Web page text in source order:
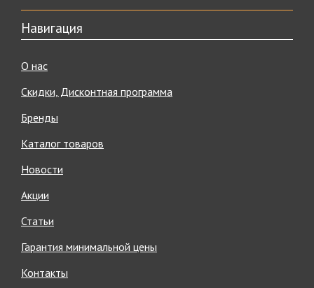
Навигация
О нас
Скидки, Дисконтная программа
Бренды
Каталог товаров
Новости
Акции
Статьи
Гарантия минимальной цены
Контакты